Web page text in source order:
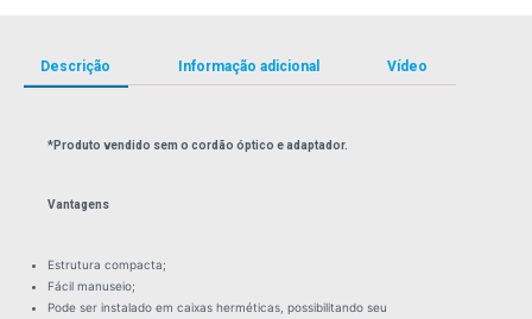
Descrição Informação adicional Vídeo
*Produto vendido sem o cordão óptico e adaptador.
Vantagens
Estrutura compacta;
Fácil manuseio;
Pode ser instalado em caixas herméticas, possibilitando seu